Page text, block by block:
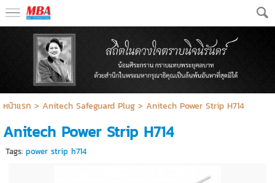
หน้าแรก > Anitech Safeguard Plug> Anitech Power Strip H714
Anitech Power Strip H714
Tags: power strip h714